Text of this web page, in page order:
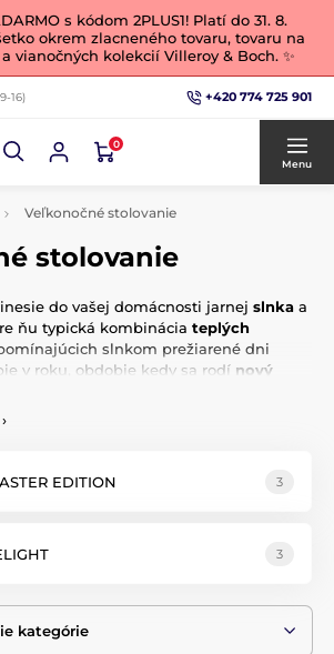
s kódom 2PLUS1! Platí do 31. 8.
okrem zlacneného tovaru, tovaru na
vianočných kolekcií Villeroy & Boch. ✨
16) +420 774 725 901
0
Menu
Veľkonočné stolovanie
stolovanie
do vašej domácnosti jarnej slnka a
ňu typická kombinácia teplých
slnkom prežiarené dni
v roku, obdobie kedy sa rodí nový
riadu či dekorácií
›
EDITION 3
3
kategórie